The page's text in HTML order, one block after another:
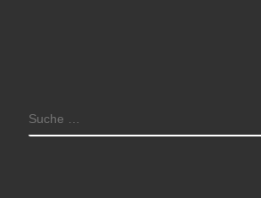
SUCHE